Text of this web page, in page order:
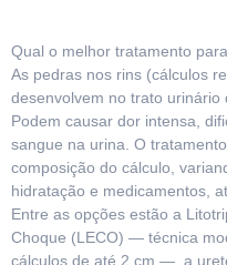
Qual o melhor tratamento
As pedras nos rins (cálculos
desenvolvem no trato urinário
Podem causar dor intensa,
sangue na urina. O
composição do cálculo,
hidratação e medicamentos,
Entre as opções estão a
Choque (LECO) — técnica
cálculos de até 2 cm —, a